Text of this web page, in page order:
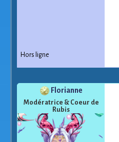
Hors ligne
Florianne
Modératrice & Coeur de
Rubis